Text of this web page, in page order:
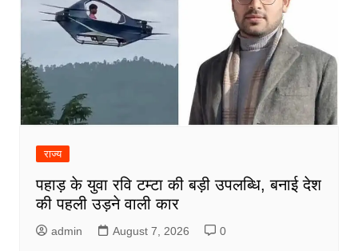
राज्य
पहाड़ के युवा रवि टम्टा की बड़ी उपलब्धि, बनाई देश
की पहली उड़ने वाली कार
admin August 7, 2026 0